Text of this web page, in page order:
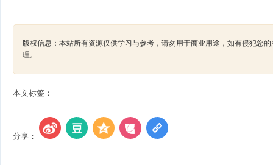
版权信息：本站所有资源仅供学习与参考，请勿用于商业用途，如有侵犯您
理。
本文标签：
分享：